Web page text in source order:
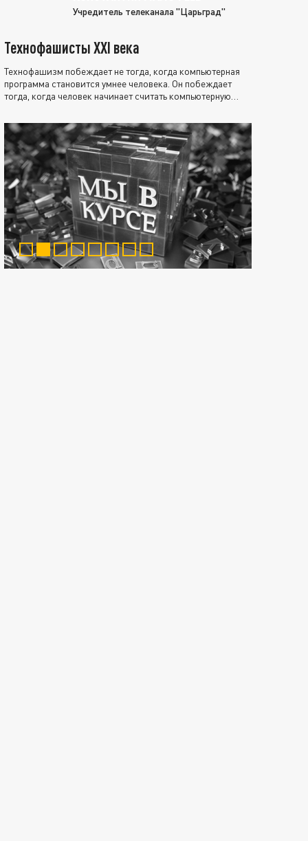
Учредитель телеканала "Царьград"
Технофашисты XXI века
Технофашизм побеждает не тогда, когда компьютерная
программа становится умнее человека. Он побеждает
тогда, когда человек начинает считать компьютерную